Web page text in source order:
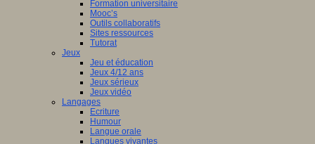
Formation universitaire
Mooc’s
Outils collaboratifs
Sites ressources
Tutorat
Jeux
Jeu et éducation
Jeux 4/12 ans
Jeux sérieux
Jeux vidéo
Langages
Ecriture
Humour
Langue orale
Langues vivantes